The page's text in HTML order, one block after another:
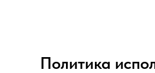
Политика